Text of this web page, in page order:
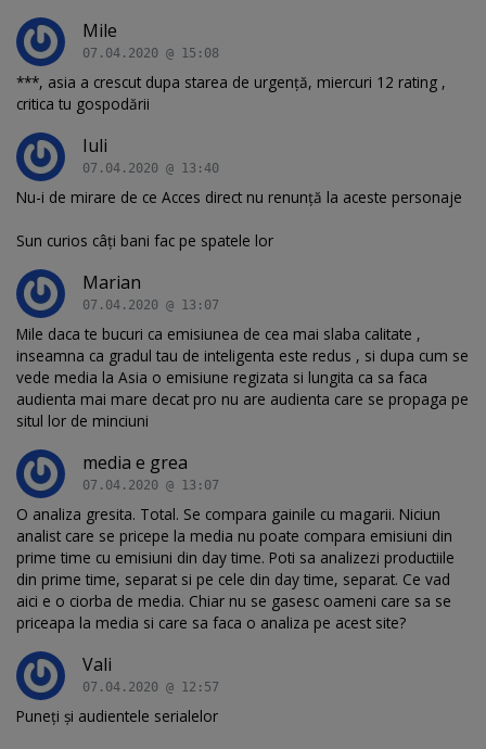
Mile
07.04.2020 @ 15:08
***, asia a crescut dupa starea de urgență, miercuri 12 rating ,
critica tu gospodării
Iuli
07.04.2020 @ 13:40
Nu-i de mirare de ce Acces direct nu renunță la aceste personaje
Sun curios câți bani fac pe spatele lor
Marian
07.04.2020 @ 13:07
Mile daca te bucuri ca emisiunea de cea mai slaba calitate ,
inseamna ca gradul tau de inteligenta este redus , si dupa cum se
vede media la Asia o emisiune regizata si lungita ca sa faca
audienta mai mare decat pro nu are audienta care se propaga pe
situl lor de minciuni
media e grea
07.04.2020 @ 13:07
O analiza gresita. Total. Se compara gainile cu magarii. Niciun
analist care se pricepe la media nu poate compara emisiuni din
prime time cu emisiuni din day time. Poti sa analizezi productiile
din prime time, separat si pe cele din day time, separat. Ce vad
aici e o ciorba de media. Chiar nu se gasesc oameni care sa se
priceapa la media si care sa faca o analiza pe acest site?
Vali
07.04.2020 @ 12:57
Puneți și audientele serialelor